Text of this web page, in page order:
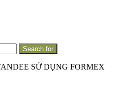
Search for
SỬ DỤNG FORMEX